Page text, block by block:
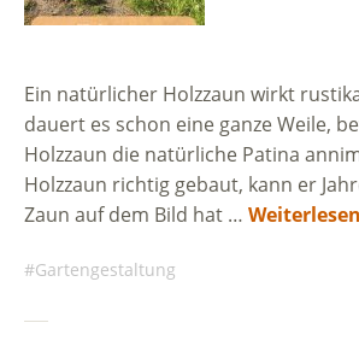
Ein natürlicher Holzzaun wirkt
dauert es schon eine ganze Weile,
Holzzaun die natürliche Patina
Holzzaun richtig gebaut, kann er
Zaun auf dem Bild hat … Weiterlesen
Gartengestaltung